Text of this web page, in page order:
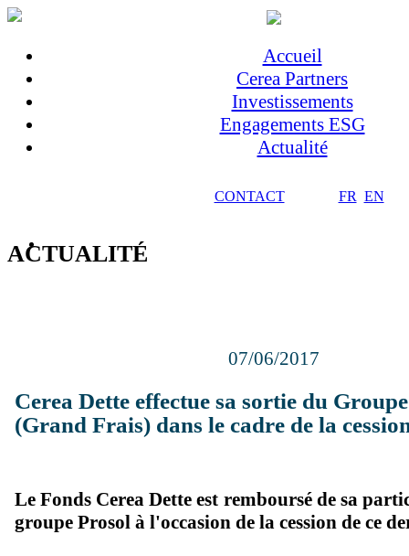
Accueil
Cerea Partners
Investissements
Engagements ESG
Actualité
CONTACT FR EN
ACTUALITÉ
07/06/2017
Cerea Dette effectue sa sortie du
(Grand Frais) dans le cadre de la
Le Fonds Cerea Dette est remboursé de sa
groupe Prosol à l'occasion de la cession de ce